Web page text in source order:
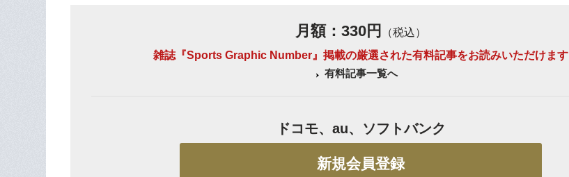
月額：330円
（税込）
雑誌『Sports Graphic Number』掲載の厳選された有料記事をお読みいただけます
有料記事一覧へ
ドコモ、au、ソフトバンク
新規会員登録